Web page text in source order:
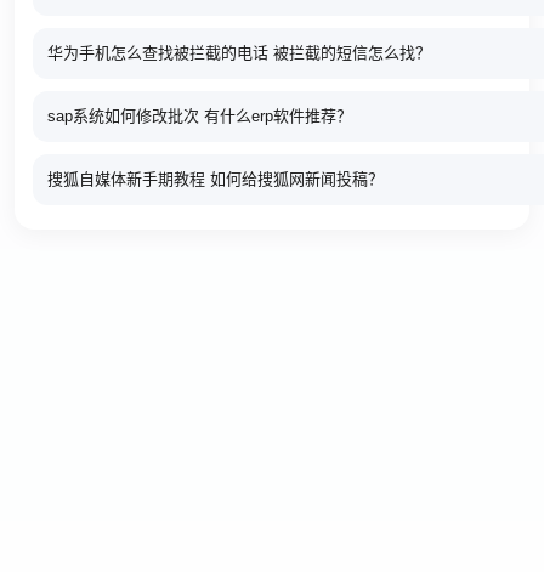
华为手机怎么查找被拦截的电话 被拦截的短信怎么找？
sap系统如何修改批次 有什么erp软件推荐？
搜狐自媒体新手期教程 如何给搜狐网新闻投稿？